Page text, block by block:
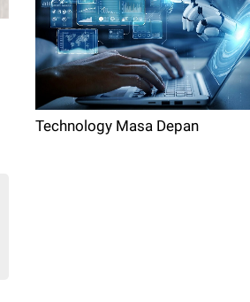
Technology Masa Depan